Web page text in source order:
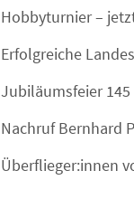
Hobbyturnier –
Erfolgreiche
Jubiläumsfeier 145
Nachruf Bernhard
Überflieger:innen